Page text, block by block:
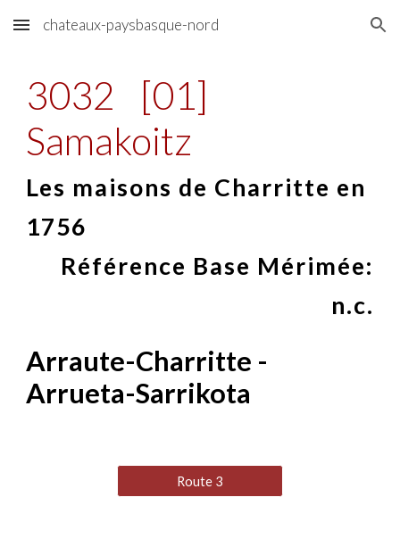
Skip to main content Skip to navigation
chateaux-paysbasque-nord
3032
[01]
Samakoitz
Les maisons de Charritte en
1756
Référence Base Mérimée:
n.c.
Arraute-Charritte -
Arrueta-Sarrikota
Route 3